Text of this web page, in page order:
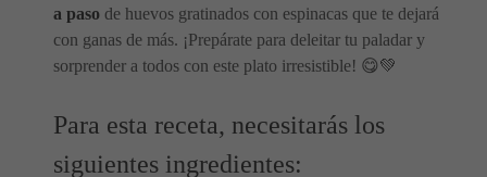
a paso de huevos gratinados con espinacas que te dejará
con ganas de más. ¡Prepárate para deleitar tu paladar y
sorprender a todos con este plato irresistible! 😋💚
Para esta receta, necesitarás los
siguientes ingredientes: